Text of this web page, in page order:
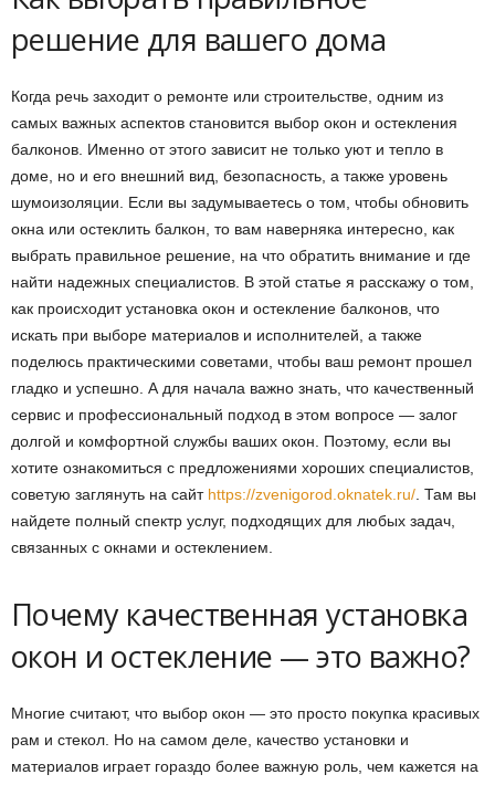
решение для вашего дома
Когда речь заходит о ремонте или строительстве, одним из
самых важных аспектов становится выбор окон и остекления
балконов. Именно от этого зависит не только уют и тепло в
доме, но и его внешний вид, безопасность, а также уровень
шумоизоляции. Если вы задумываетесь о том, чтобы обновить
окна или остеклить балкон, то вам наверняка интересно, как
выбрать правильное решение, на что обратить внимание и где
найти надежных специалистов. В этой статье я расскажу о том,
как происходит установка окон и остекление балконов, что
искать при выборе материалов и исполнителей, а также
поделюсь практическими советами, чтобы ваш ремонт прошел
гладко и успешно. А для начала важно знать, что качественный
сервис и профессиональный подход в этом вопросе — залог
долгой и комфортной службы ваших окон. Поэтому, если вы
хотите ознакомиться с предложениями хороших специалистов,
советую заглянуть на сайт https://zvenigorod.oknatek.ru/ . Там вы
найдете полный спектр услуг, подходящих для любых задач,
связанных с окнами и остеклением.
Почему качественная установка
окон и остекление — это важно?
Многие считают, что выбор окон — это просто покупка красивых
рам и стекол. Но на самом деле, качество установки и
материалов играет гораздо более важную роль, чем кажется на